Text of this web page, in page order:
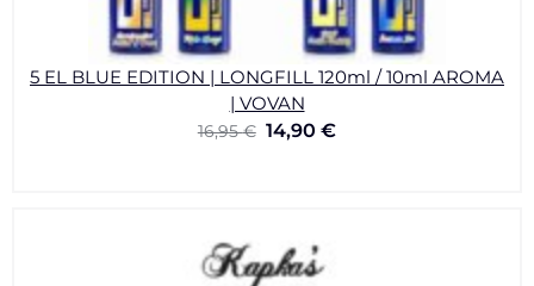
5 EL BLUE EDITION | LONGFILL 120ml / 10ml AROMA
| VOVAN
16,95€ 14,90€